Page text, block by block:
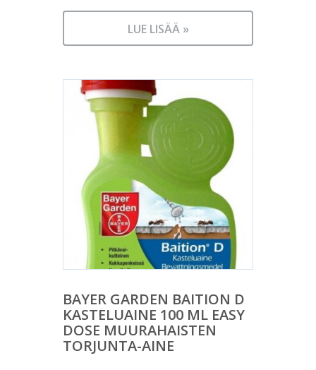
LUE LISÄÄ »
BAYER GARDEN BAITION D
KASTELUAINE 100 ML EASY
DOSE MUURAHAISTEN
TORJUNTA-AINE